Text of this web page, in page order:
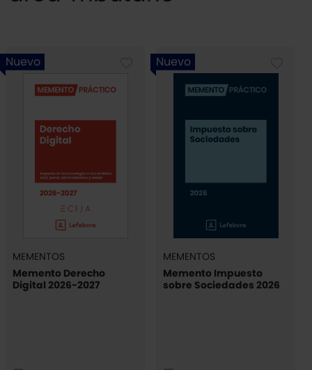
Nuevo
MEMENTOS
Memento Derecho
Digital 2026-2027
Nuevo
MEMENTOS
Memento Impuesto
sobre Sociedades 2026